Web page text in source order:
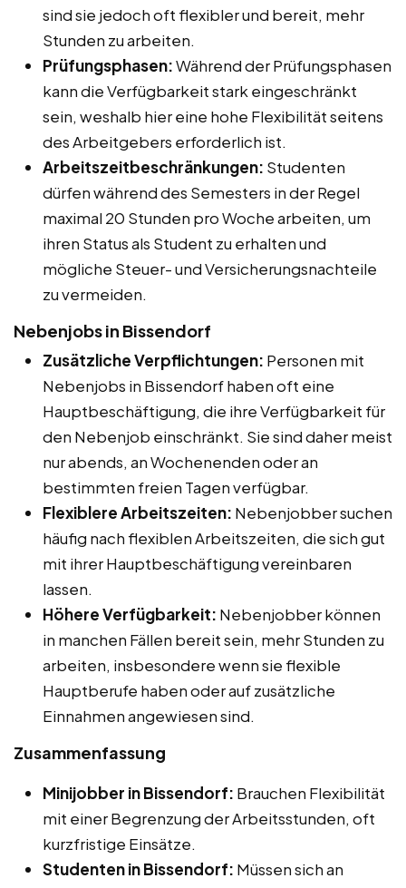
sind sie jedoch oft flexibler und bereit, mehr
Stunden zu arbeiten.
Prüfungsphasen:Während der Prüfungsphasen
kann die Verfügbarkeit stark eingeschränkt
sein, weshalb hier eine hohe Flexibilität seitens
des Arbeitgebers erforderlich ist.
Arbeitszeitbeschränkungen: Studenten
dürfen während des Semesters in der Regel
maximal 20 Stunden pro Woche arbeiten, um
ihren Status als Student zu erhalten und
mögliche Steuer- und Versicherungsnachteile
zu vermeiden.
Nebenjobs in Bissendorf
Zusätzliche Verpflichtungen: Personen mit
Nebenjobs in Bissendorf haben oft eine
Hauptbeschäftigung, die ihre Verfügbarkeit für
den Nebenjob einschränkt. Sie sind daher meist
nur abends, an Wochenenden oder an
bestimmten freien Tagen verfügbar.
Flexiblere Arbeitszeiten: Nebenjobber suchen
häufig nach flexiblen Arbeitszeiten, die sich gut
mit ihrer Hauptbeschäftigung vereinbaren
lassen.
Höhere Verfügbarkeit: Nebenjobber können
in manchen Fällen bereit sein, mehr Stunden zu
arbeiten, insbesondere wenn sie flexible
Hauptberufe haben oder auf zusätzliche
Einnahmen angewiesen sind.
Zusammenfassung
Minijobber in Bissendorf: Brauchen Flexibilität
mit einer Begrenzung der Arbeitsstunden, oft
kurzfristige Einsätze.
Studenten in Bissendorf: Müssen sich an